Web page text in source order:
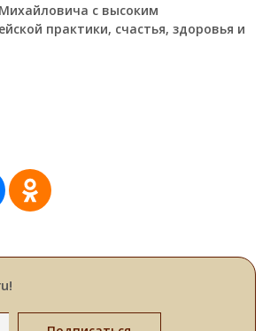
с высоким
практики, счастья, здоровья и